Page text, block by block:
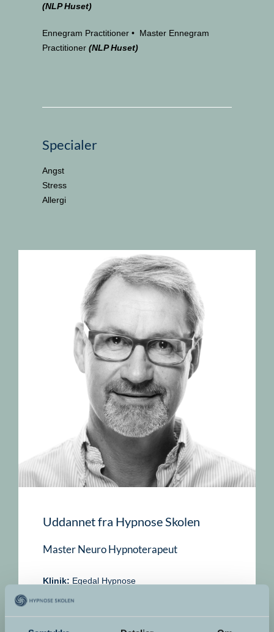
(NLP Huset)
Ennegram Practitioner • Master Ennegram
Practitioner (NLP Huset)
Specialer
Angst
Stress
Allergi
Uddannet fra Hypnose Skolen
Master Neuro Hypnoterapeut
Klinik: Egedal Hypnose